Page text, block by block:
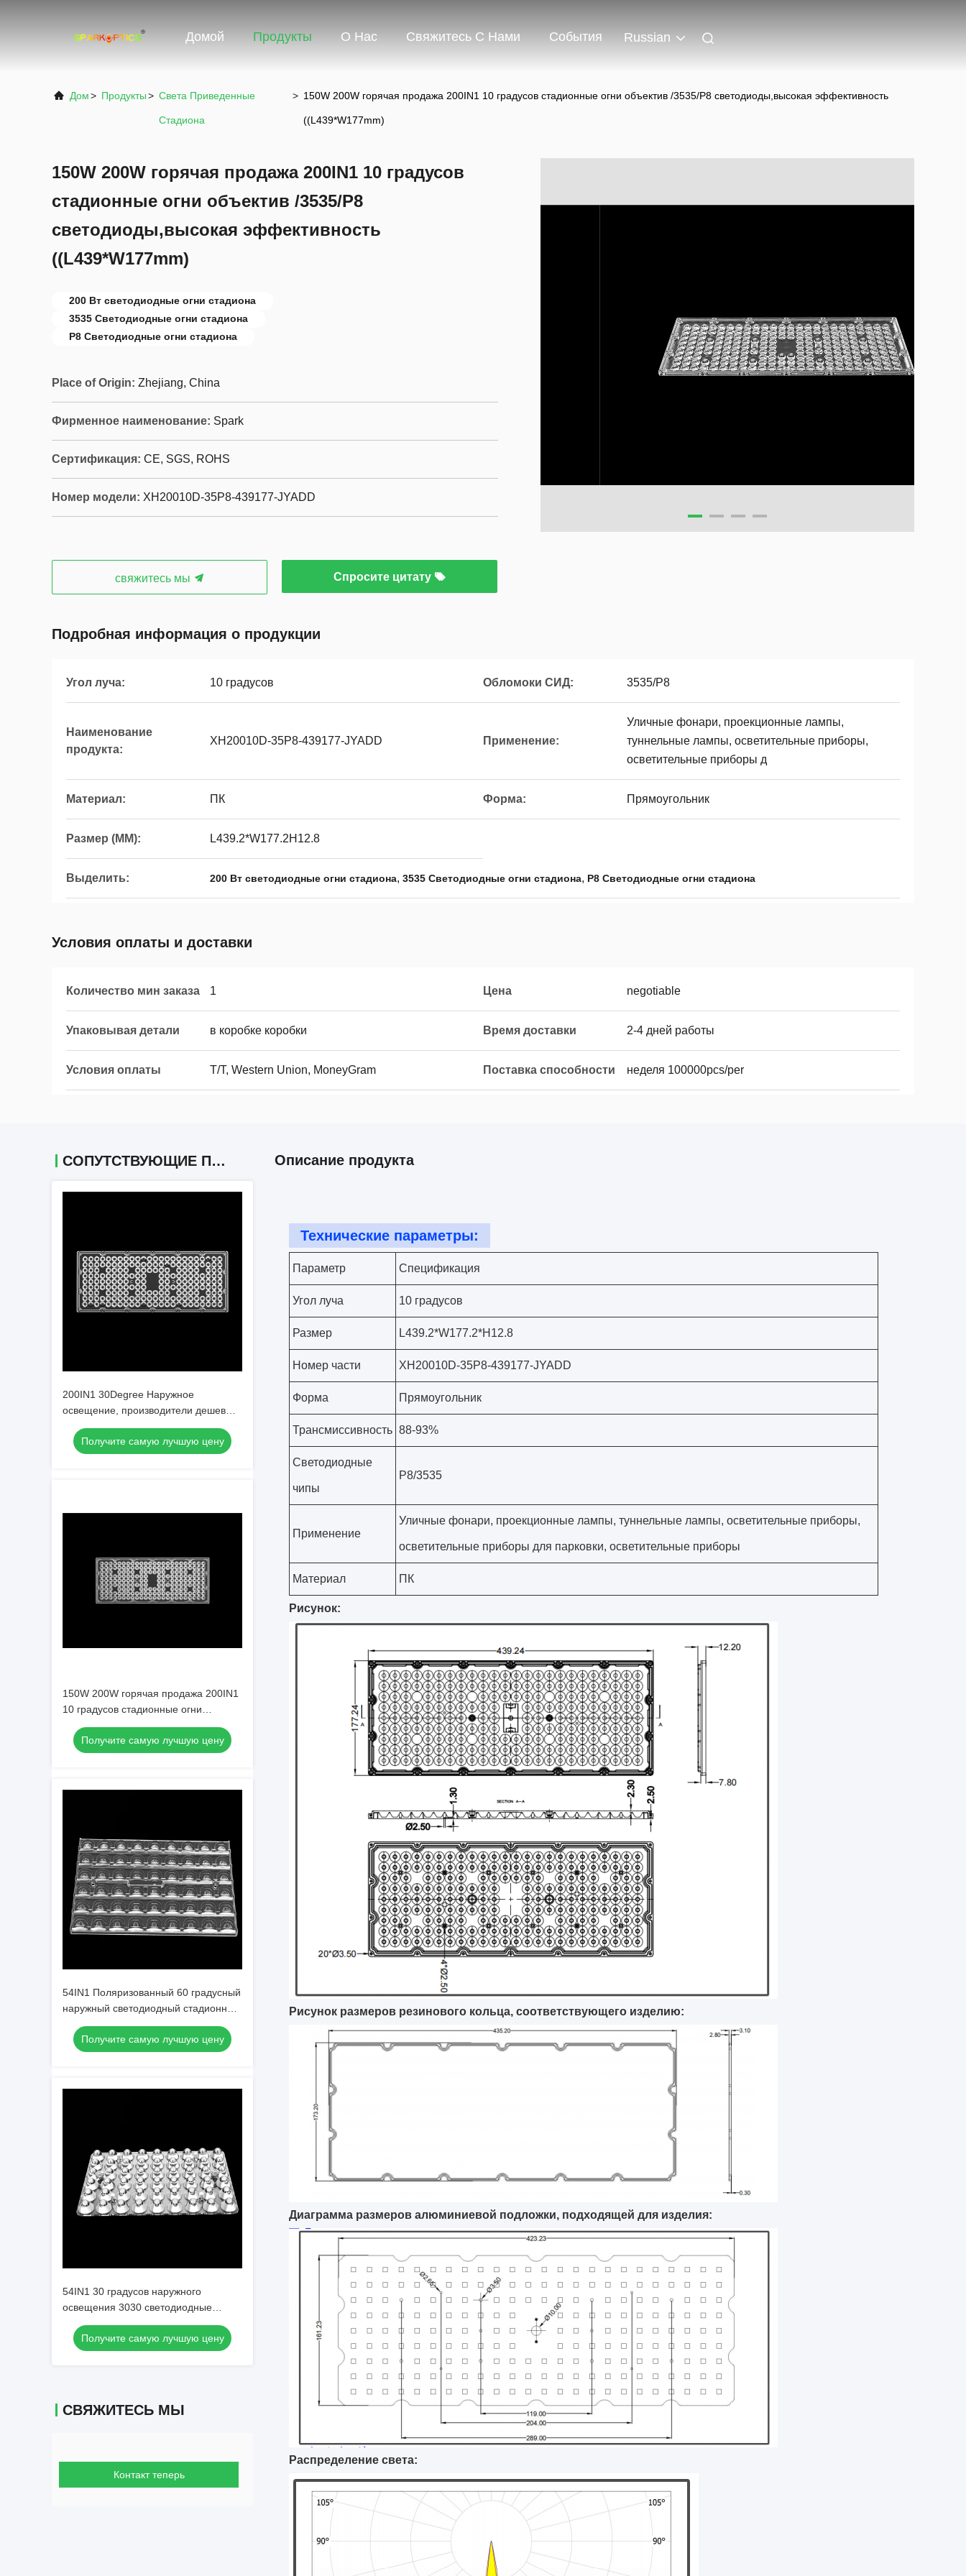
Домой Продукты О Нас Свяжитесь С Нами События Russian
Дом> Продукты> Света Приведенные
Стадиона
> 150W 200W горячая продажа 200IN1 10 градусов стадионные огни объектив /3535/P8 светодиоды,высокая эффективность
((L439*W177mm)
150W 200W горячая продажа 200IN1 10 градусов
стадионные огни объектив /3535/P8
светодиоды,высокая эффективность
((L439*W177mm)
200 Вт светодиодные огни стадиона
3535 Светодиодные огни стадиона
P8 Светодиодные огни стадиона
Place of Origin: Zhejiang, China
Фирменное наименование: Spark
Сертификация: CE, SGS, ROHS
Номер модели: XH20010D-35P8-439177-JYADD
свяжитесь мы Спросите цитату
Подробная информация о продукции
Угол луча: 10 градусов Обломоки СИД: 3535/P8
Наименование
продукта:
XH20010D-35P8-439177-JYADD Применение:
Уличные фонари, проекционные лампы,
туннельные лампы, осветительные приборы,
осветительные приборы д
Материал: ПК Форма: Прямоугольник
Размер (MM): L439.2*W177.2H12.8
Выделить: 200 Вт светодиодные огни стадиона, 3535 Светодиодные огни стадиона, P8 Светодиодные огни стадиона
Условия оплаты и доставки
Количество мин заказа 1 Цена negotiable
Упаковывая детали в коробке коробки Время доставки 2-4 дней работы
Условия оплаты T/T, Western Union, MoneyGram Поставка способности неделя 100000pcs/per
СОПУТСТВУЮЩИЕ ПРОДУКТЫ
200IN1 30Degree Наружное
освещение, производители дешевые
прямые продажи 50W 100W 150W
200W LED стадионные объективы
Получите самую лучшую цену
150W 200W горячая продажа 200IN1
10 градусов стадионные огни
объектив /3535/P8
светодиоды,высокая эффективность
((L439*W177mm)
Получите самую лучшую цену
54IN1 Поляризованный 60 градусный
наружный светодиодный стадионный
факел 200W 300W 400W 500W
Получите самую лучшую цену
54IN1 30 градусов наружного
освещения 3030 светодиодные
линзы ПК светодиодные оптики для
светодиодов стадиона / светодиодов
L144 * W94mm
Получите самую лучшую цену
СВЯЖИТЕСЬ МЫ
Контакт теперь
Описание продукта
Технические параметры:
Параметр Спецификация
Угол луча 10 градусов
Размер L439.2*W177.2*H12.8
Номер части XH20010D-35P8-439177-JYADD
Форма Прямоугольник
Трансмиссивность 88-93%
Светодиодные
чипы
P8/3535
Применение
Уличные фонари, проекционные лампы, туннельные лампы, осветительные приборы,
осветительные приборы для парковки, осветительные приборы
Материал ПК
Рисунок:
Рисунок размеров резинового кольца, соответствующего изделию:
Диаграмма размеров алюминиевой подложки, подходящей для изделия:
Распределение света: